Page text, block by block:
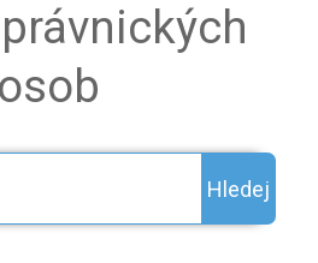
osob
Hledej